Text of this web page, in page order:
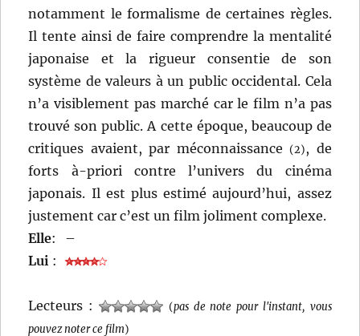
notamment le formalisme de certaines règles.
Il tente ainsi de faire comprendre la mentalité
japonaise et la rigueur consentie de son
système de valeurs à un public occidental. Cela
n’a visiblement pas marché car le film n’a pas
trouvé son public. A cette époque, beaucoup de
critiques avaient, par méconnaissance(2), de
forts à-priori contre l’univers du cinéma
japonais. Il est plus estimé aujourd’hui, assez
justement car c’est un film joliment complexe.
Elle:
–
Lui :
Lecteurs : (pas de note pour l'instant, vous
pouvez noter ce film)